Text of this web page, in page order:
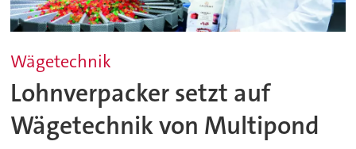
Wägetechnik
Lohnverpacker setzt auf
Wägetechnik von Multipond